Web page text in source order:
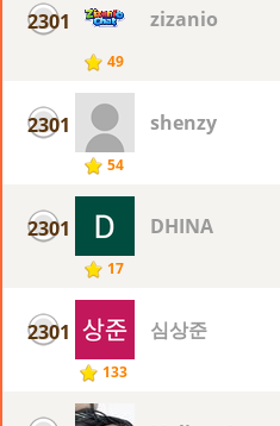
2301
49
zizanio
2301
54
shenzy
2301
17
DHINA
2301
133
심상준